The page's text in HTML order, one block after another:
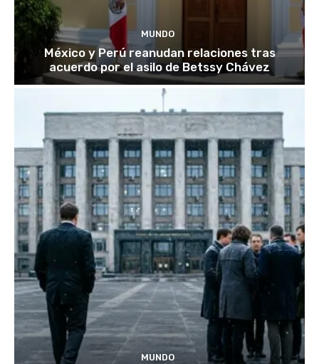
MUNDO
México y Perú reanudan relaciones tras
acuerdo por el asilo de Betssy Chávez
MUNDO